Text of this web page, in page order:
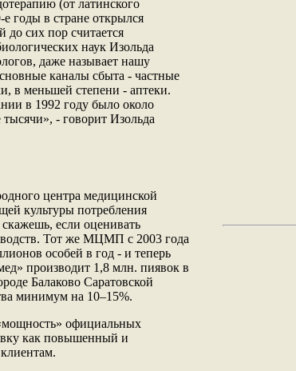
(от латинского
годы в стране открылся
сих пор считается
наук Изольда
даже называет нашу
каналы сбыта - частные
в меньшей степени - аптеки.
в 1992 году было около
- говорит Изольда
центра медицинской
культуры потребления
если оценивать
Тот же МЦМП с 2003 года
особей в год - и теперь
производит 1,8 млн. пиявок в
Балаково Саратовской
минимум на 10–15%.
официальных
как повышенный и